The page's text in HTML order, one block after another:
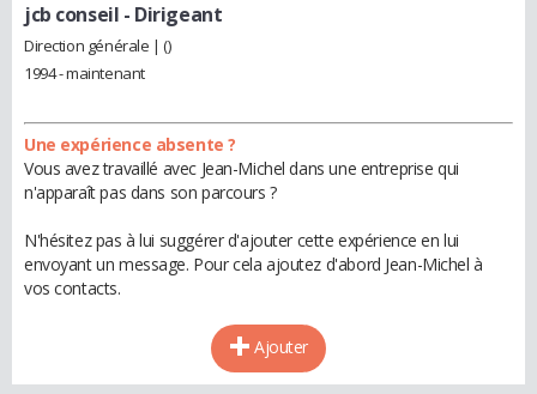
jcb conseil - Dirigeant
Direction générale | ()
1994 - maintenant
Une expérience absente ?
Vous avez travaillé avec Jean-Michel dans une entreprise qui
n'apparaît pas dans son parcours ?
N'hésitez pas à lui suggérer d'ajouter cette expérience en lui
envoyant un message. Pour cela ajoutez d'abord Jean-Michel à
vos contacts.
Ajouter